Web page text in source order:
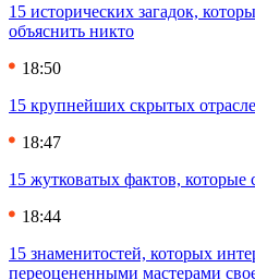
15 исторических загадок,
объяснить никто
18:50
15 крупнейших скрытых
18:47
15 жутковатых фактов, которые
18:44
15 знаменитостей, которых
переоцененными мастерами